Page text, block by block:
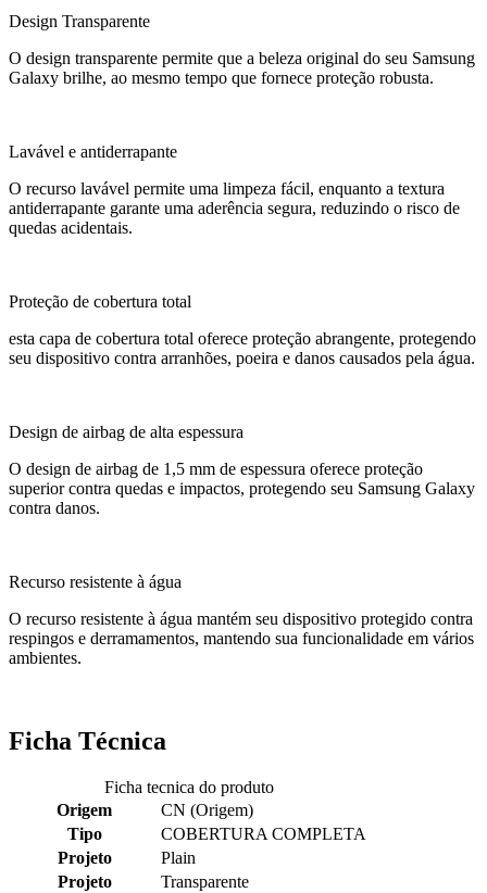
Design Transparente
O design transparente permite que a beleza original do seu Samsung
Galaxy brilhe, ao mesmo tempo que fornece proteção robusta.
Lavável e antiderrapante
O recurso lavável permite uma limpeza fácil, enquanto a textura
antiderrapante garante uma aderência segura, reduzindo o risco de
quedas acidentais.
Proteção de cobertura total
esta capa de cobertura total oferece proteção abrangente, protegendo
seu dispositivo contra arranhões, poeira e danos causados ​​pela água.
Design de airbag de alta espessura
O design de airbag de 1,5 mm de espessura oferece proteção
superior contra quedas e impactos, protegendo seu Samsung Galaxy
contra danos.
Recurso resistente à água
O recurso resistente à água mantém seu dispositivo protegido contra
respingos e derramamentos, mantendo sua funcionalidade em vários
ambientes.
Ficha Técnica
Ficha tecnica do produto
Origem
CN (Origem)
Tipo
COBERTURA COMPLETA
Projeto
Plain
Projeto
Transparente